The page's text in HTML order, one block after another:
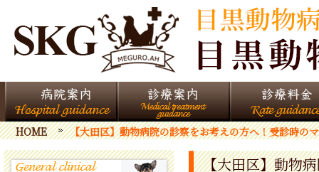
HOME 【大田区】動物病院の診察をお考えの方へ！受診時の
【大田区】動物